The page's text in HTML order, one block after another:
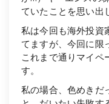
ていたことを思い出
私は今回も海外投資
てますが、今回に限
これまで通りマイペ
す。
私の場合、色めきだ